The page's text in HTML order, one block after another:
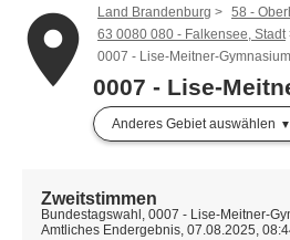
place Land Brandenburg
58 -
63 0080 080 - Falkensee, Stadt
0007 - Lise-Meitner-
0007 - Lise-
Anderes Gebiet auswählen
Zweitstimmen
Bundestagswahl, 0007 - Lise-Meitner-
Amtliches Endergebnis, 07.08.2025,